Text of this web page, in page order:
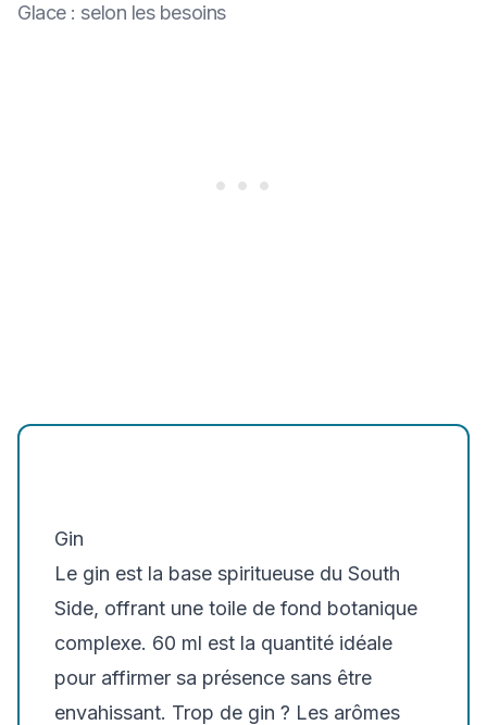
Glace : selon les besoins
Gin
Le gin est la base spiritueuse du South
Side, offrant une toile de fond botanique
complexe. 60 ml est la quantité idéale
pour affirmer sa présence sans être
envahissant. Trop de gin ? Les arômes